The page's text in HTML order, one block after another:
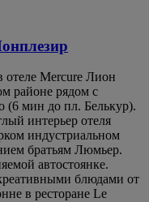
отеле Mercure Лион
районе рядом с
(6 мин до пл. Белькур).
интерьер отеля
индустриальном
братьям Люмьер.
автостоянке.
блюдами от
в ресторане Le